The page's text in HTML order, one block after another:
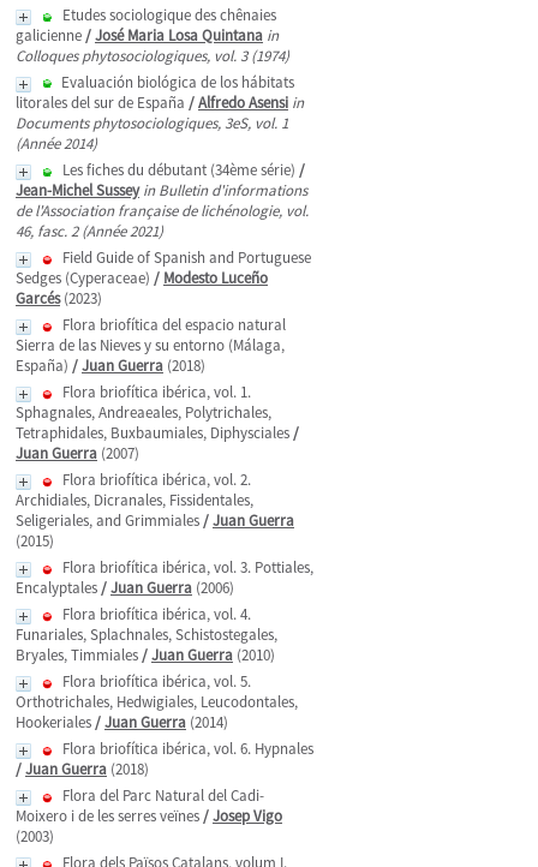
Etudes sociologique des chênaies
galicienne/José Maria Losa Quintana in
Colloques phytosociologiques, vol. 3 (1974)
Evaluación biológica de los hábitats
litorales del sur de España /Alfredo Asensi in
Documents phytosociologiques, 3eS, vol. 1
(Année 2014)
Les fiches du débutant (34ème série) /
Jean-Michel Sussey in Bulletin d'informations
de l'Association française de lichénologie, vol.
46, fasc. 2 (Année 2021)
Field Guide of Spanish and Portuguese
Sedges (Cyperaceae) / Modesto Luceño
Garcés(2023)
Flora briofítica del espacio natural
Sierra de las Nieves y su entorno (Málaga,
España) /Juan Guerra (2018)
Flora briofítica ibérica, vol. 1.
Sphagnales, Andreaeales, Polytrichales,
Tetraphidales, Buxbaumiales, Diphysciales/
Juan Guerra (2007)
Flora briofítica ibérica, vol. 2.
Archidiales, Dicranales, Fissidentales,
Seligeriales, and Grimmiales/Juan Guerra
(2015)
Flora briofítica ibérica, vol. 3. Pottiales,
Encalyptales/Juan Guerra (2006)
Flora briofítica ibérica, vol. 4.
Funariales, Splachnales, Schistostegales,
Bryales, Timmiales/Juan Guerra (2010)
Flora briofítica ibérica, vol. 5.
Orthotrichales, Hedwigiales, Leucodontales,
Hookeriales/Juan Guerra (2014)
Flora briofítica ibérica, vol. 6. Hypnales
/Juan Guerra (2018)
Flora del Parc Natural del Cadi-
Moixero i de les serres veïnes/Josep Vigo
(2003)
Flora dels Països Catalans, volum I.